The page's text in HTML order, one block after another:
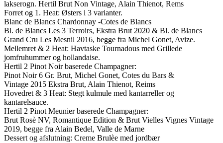
lakserogn. Hertil Brut Non Vintage, Alain Thienot, Rems
Forret og 1. Heat: Østers i 3 varianter.
Blanc de Blancs Chardonnay -Cotes de Blancs
Bl. de Blancs Les 3 Terroirs, Ekstra Brut 2020 & Bl. de Blancs
Grand Cru Les Mesnil 2016, begge fra Michel Gonet, Avize.
Mellemret & 2 Heat: Havtaske Tournadous med Grillede
jomfruhummer og hollandaise.
Hertil 2 Pinot Noir baserede Champagner:
Pinot Noir 6 Gr. Brut, Michel Gonet, Cotes du Bars &
Vintage 2015 Ekstra Brut, Alain Thienot, Reims
Hovedret & 3 Heat: Stegt kulmule med kantarreller og
kantarelsauce.
Hertil 2 Pinot Meunier baserede Champagner:
Brut Rosè NV, Romantique Edition & Brut Vielles Vignes Vintage
2019, begge fra Alain Bedel, Valle de Marne
Dessert og afslutning: Creme Brulèe med jordbær